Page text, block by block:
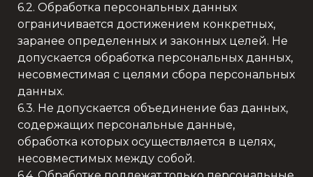
6.2. Обработка персональных данных
ограничивается достижением конкретных,
заранее определенных и законных целей. Не
допускается обработка персональных данных,
несовместимая с целями сбора персональных
данных.
6.3. Не допускается объединение баз данных,
содержащих персональные данные,
обработка которых осуществляется в целях,
несовместимых между собой.